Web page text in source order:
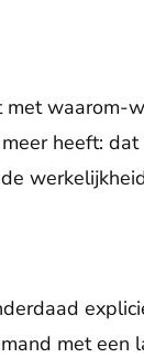
waarom-
heeft:
met een